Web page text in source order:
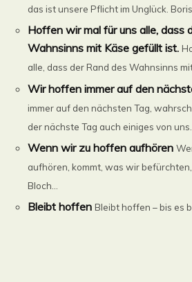
das ist unsere Pflicht im Unglück. Boris
Hoffen wir mal für uns alle, dass
Wahnsinns mit Käse gefüllt ist.
alle, dass der Rand des Wahnsinns
Wir hoffen immer auf den
immer auf den nächsten Tag,
der nächste Tag auch einiges von uns.
Wenn wir zu hoffen aufhören
aufhören, kommt, was wir
Bloch...
Bleibt hoffen Bleibt hoffen – bis es